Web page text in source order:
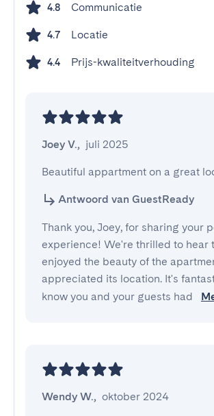
4.8 Communicatie
4.7 Locatie
4.4 Prijs-kwaliteitverhouding
Joey V., juli 2025
Beautiful appartment on a great
Antwoord van GuestReady
Thank you, Joey, for sharing your
experience! We're thrilled to hear
enjoyed the beauty of the
appreciated its location. It's
know you and your guests had
Wendy W., oktober 2024